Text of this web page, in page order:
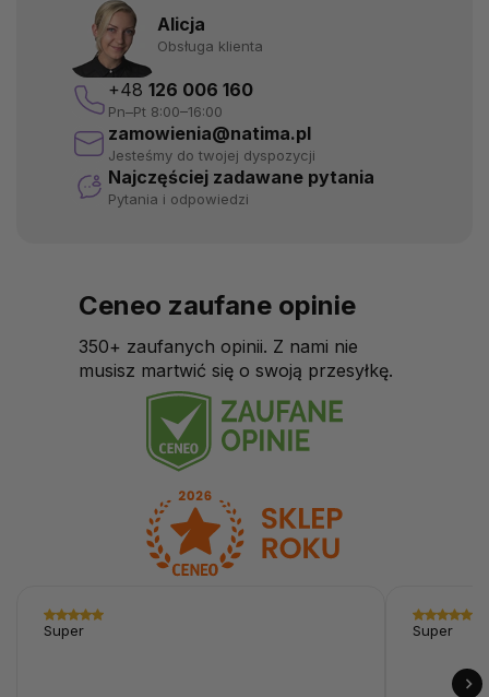
Alicja
Obsługa klienta
+48 126 006 160
Pn–Pt 8:00–16:00
zamowienia@natima.pl
Jesteśmy do twojej dyspozycji
Najczęściej zadawane pytania
Pytania i odpowiedzi
Ceneo zaufane opinie
350+ zaufanych opinii. Z nami nie
musisz martwić się o swoją przesyłkę.
Super Super